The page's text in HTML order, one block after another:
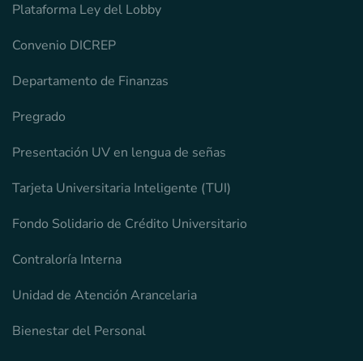
Plataforma Ley del Lobby
Convenio DICREP
Departamento de Finanzas
Pregrado
Presentación UV en lengua de señas
Tarjeta Universitaria Inteligente (TUI)
Fondo Solidario de Crédito Universitario
Contraloría Interna
Unidad de Atención Arancelaria
Bienestar del Personal